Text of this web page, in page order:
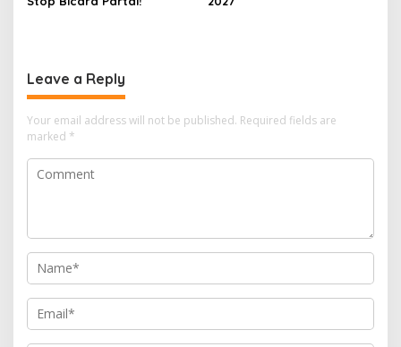
Leave a Reply
Your email address will not be published. Required fields are
marked *